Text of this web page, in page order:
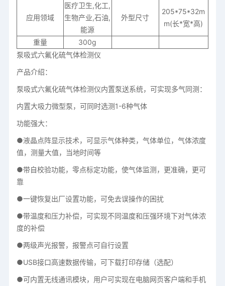
应用领域
医疗卫生,化工,
生物产业,石油,
能源
外型尺寸
205*75*32m
m(长*宽*高)
重量
300g
泵吸式六氟化硫气体检测仪
产品介绍：
泵吸式六氟化硫气体检测仪内置泵送系统，可实现多气同测：
内置大吸力微型泵，可同时选测1-6种气体
功能强大：
●液晶点阵显示技术，可显示气体种类，气体单位，气体浓度
值，测量大值，当地时间等
●带自校验功能，零点标定功能，使气体监测，更准确，更可
靠
●一键恢复出厂设置功能，可免去误操作的困扰
●带温度和压力补偿，可实现不同温度和压强环境下对气体浓
度的补偿
●两级声光报警，报警点可自行设置
●USB接口高速数据传输，可下载打印存储（选配）
●可内置无线通讯模块，用户可实现在电脑网页客户端和手机